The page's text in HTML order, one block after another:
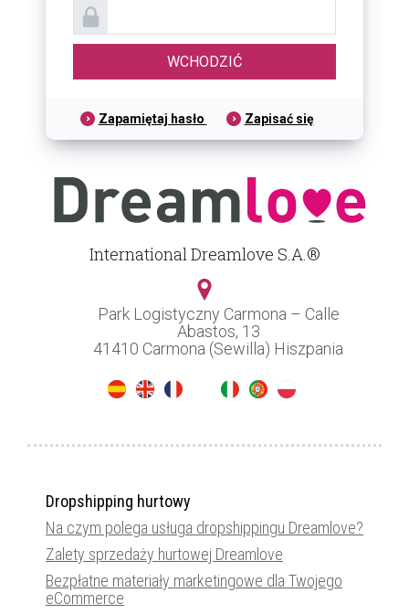
Zapamiętaj hasło Zapisać się
International Dreamlove S.A.®
Park Logistyczny Carmona – Calle
Abastos, 13
41410 Carmona (Sewilla) Hiszpania
Dropshipping hurtowy
Na czym polega usługa dropshippingu Dreamlove?
Zalety sprzedaży hurtowej Dreamlove
Bezpłatne materiały marketingowe dla Twojego
eCommerce